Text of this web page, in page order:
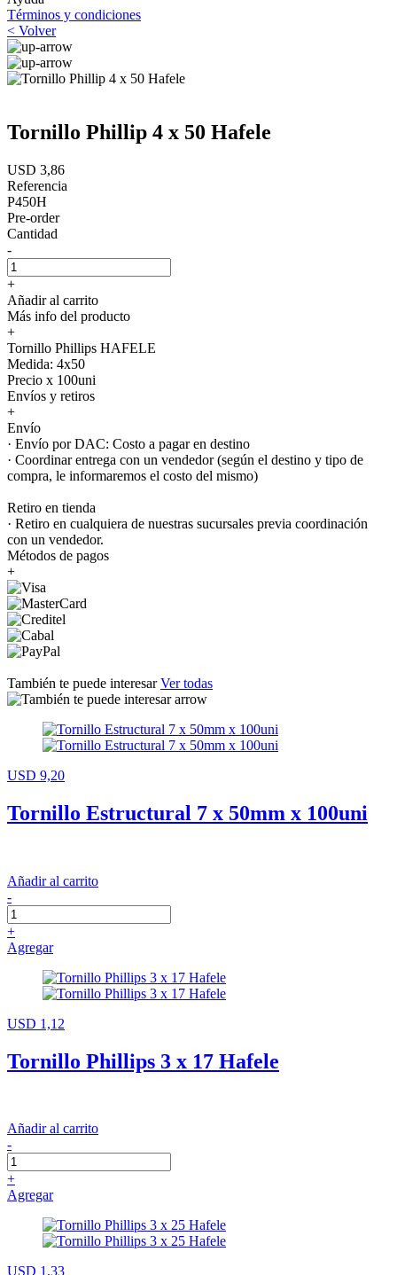
Términos y condiciones
< Volver
Tornillo Phillip 4 x 50 Hafele
USD 3,86
Referencia
P450H
Pre-order
Cantidad
-
+
Añadir al carrito
Más info del producto
+
Tornillo Phillips HAFELE
Medida: 4x50
Precio x 100uni
Envíos y retiros
+
Envío
· Envío por DAC: Costo a pagar en destino
· Coordinar entrega con un vendedor (según el destino y tipo de
compra, le informaremos el costo del mismo)
Retiro en tienda
· Retiro en cualquiera de nuestras sucursales previa coordinación
con un vendedor.
Métodos de pagos
+
También te puede interesarVer todas
USD 9,20
Tornillo Estructural 7 x 50mm x 100uni
Añadir al carrito
-
+
Agregar
USD 1,12
Tornillo Phillips 3 x 17 Hafele
Añadir al carrito
-
+
Agregar
USD 1,33